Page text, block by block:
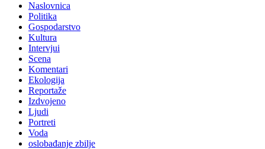
Naslovnica
Politika
Gospodarstvo
Kultura
Intervjui
Scena
Komentari
Ekologija
Reportaže
Izdvojeno
Ljudi
Portreti
Voda
oslobađanje zbilje